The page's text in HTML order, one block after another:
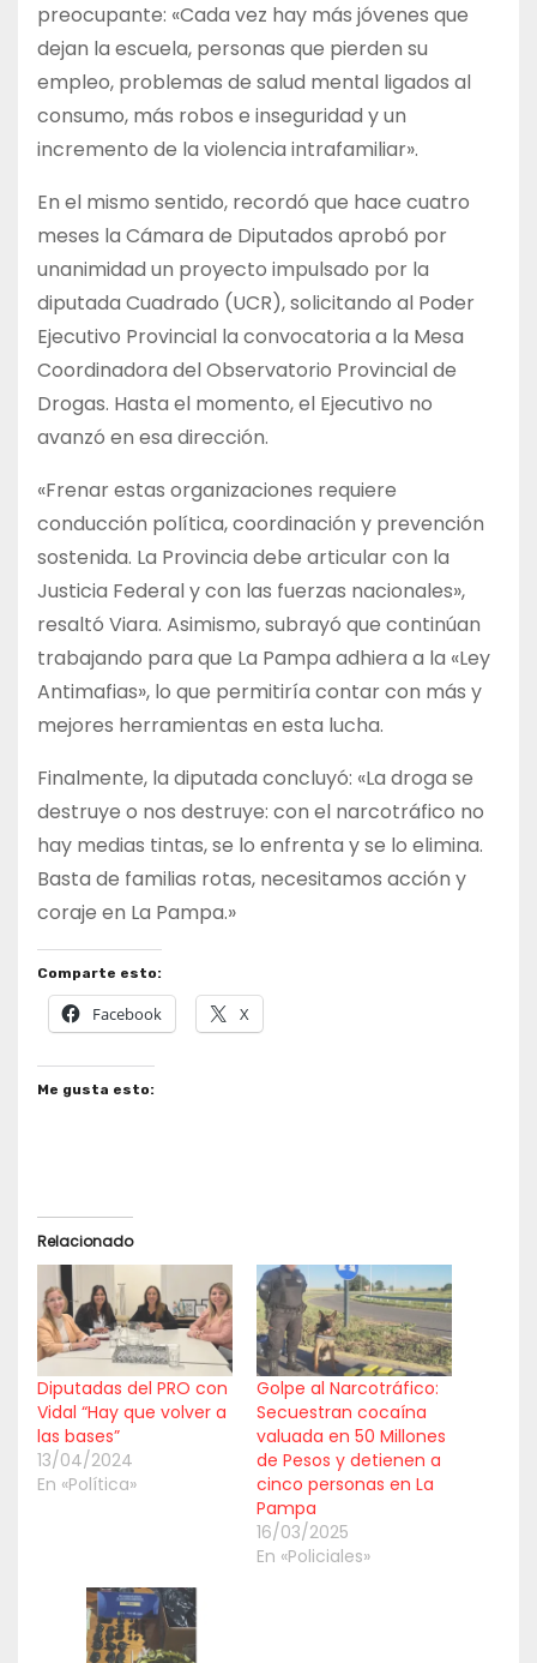
preocupante: «Cada vez hay más jóvenes que
dejan la escuela, personas que pierden su
empleo, problemas de salud mental ligados al
consumo, más robos e inseguridad y un
incremento de la violencia intrafamiliar».
En el mismo sentido, recordó que hace cuatro
meses la Cámara de Diputados aprobó por
unanimidad un proyecto impulsado por la
diputada Cuadrado (UCR), solicitando al Poder
Ejecutivo Provincial la convocatoria a la Mesa
Coordinadora del Observatorio Provincial de
Drogas. Hasta el momento, el Ejecutivo no
avanzó en esa dirección.
«Frenar estas organizaciones requiere
conducción política, coordinación y prevención
sostenida. La Provincia debe articular con la
Justicia Federal y con las fuerzas nacionales»,
resaltó Viara. Asimismo, subrayó que continúan
trabajando para que La Pampa adhiera a la «Ley
Antimafias», lo que permitiría contar con más y
mejores herramientas en esta lucha.
Finalmente, la diputada concluyó: «La droga se
destruye o nos destruye: con el narcotráfico no
hay medias tintas, se lo enfrenta y se lo elimina.
Basta de familias rotas, necesitamos acción y
coraje en La Pampa.»
Comparte esto:
Facebook X
Me gusta esto:
Relacionado
Diputadas del PRO con
Vidal “Hay que volver a
las bases”
13/04/2024
En «Política»
Golpe al Narcotráfico:
Secuestran cocaína
valuada en 50 Millones
de Pesos y detienen a
cinco personas en La
Pampa
16/03/2025
En «Policiales»